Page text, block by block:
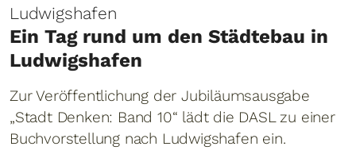
Ludwigshafen
Ein Tag rund um den Städtebau in
Ludwigshafen
Zur Veröffentlichung der Jubiläumsausgabe
„Stadt Denken: Band 10“ lädt die DASL zu einer
Buchvorstellung nach Ludwigshafen ein.